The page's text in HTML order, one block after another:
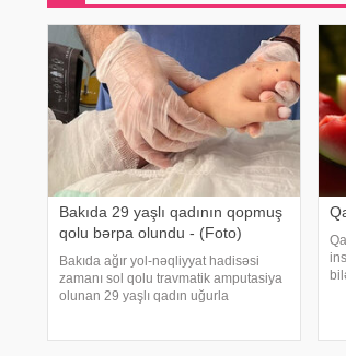
Bakıda 29 yaşlı qadının qopmuş
qolu bərpa olundu - (Foto)
Bakıda ağır yol-nəqliyyat hadisəsi
zamanı sol qolu travmatik amputasiya
olunan 29 yaşlı qadın uğurla